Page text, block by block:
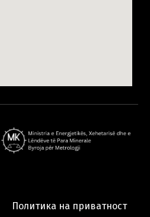
Политика на приватност